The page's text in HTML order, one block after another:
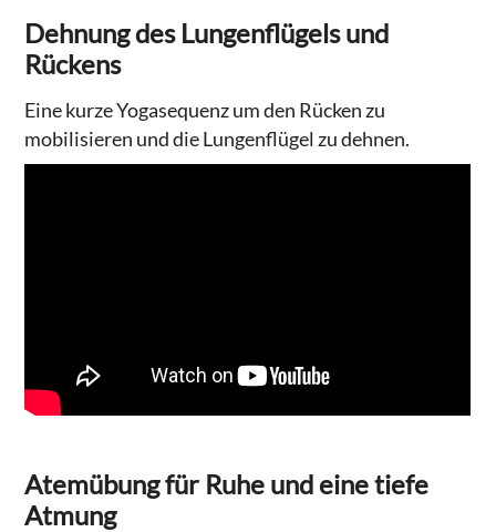
Dehnung des Lungenflügels und
Rückens
Eine kurze Yogasequenz um den Rücken zu
mobilisieren und die Lungenflügel zu dehnen.
Atemübung für Ruhe und eine tiefe
Atmung